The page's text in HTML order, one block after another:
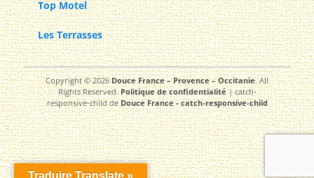
Top Motel
Les Terrasses
Copyright © 2026Douce France – Provence – Occitanie. All
Rights Reserved.Politique de confidentialité| catch-
responsive-child deDouce France - catch-responsive-child
Traduire,Translate »